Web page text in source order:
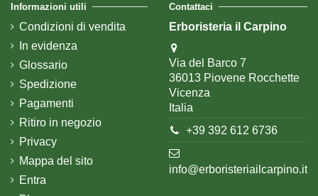
Informazioni utili
Condizioni di vendita
In evidenza
Glossario
Spedizione
Pagamenti
Ritiro in negozio
Privacy
Mappa del sito
Entra
Contattaci
Erboristeria il Carpino
Via del Barco 7
36013 Piovene Rocchette
Vicenza
Italia
+39 392 612 6736
info@erboristeriailcarpino.it